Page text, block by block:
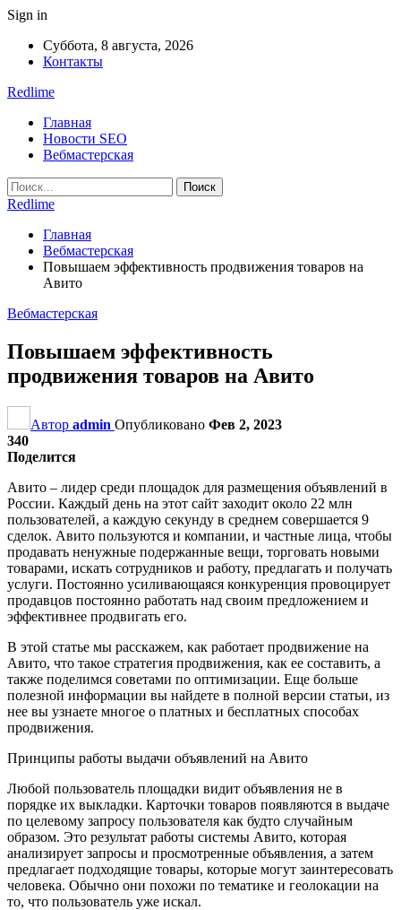
Sign in
Суббота, 8 августа, 2026
Контакты
Redlime
Главная
Новости SEO
Вебмастерская
Redlime
Главная
Вебмастерская
Повышаем эффективность продвижения товаров на
Авито
Вебмастерская
Повышаем эффективность
продвижения товаров на Авито
Автор admin Опубликовано Фев 2, 2023
340
Поделится
Авито – лидер среди площадок для размещения объявлений в
России. Каждый день на этот сайт заходит около 22 млн
пользователей, а каждую секунду в среднем совершается 9
сделок. Авито пользуются и компании, и частные лица, чтобы
продавать ненужные подержанные вещи, торговать новыми
товарами, искать сотрудников и работу, предлагать и получать
услуги. Постоянно усиливающаяся конкуренция провоцирует
продавцов постоянно работать над своим предложением и
эффективнее продвигать его.
В этой статье мы расскажем, как работает продвижение на
Авито, что такое стратегия продвижения, как ее составить, а
также поделимся советами по оптимизации. Еще больше
полезной информации вы найдете в полной версии статьи, из
нее вы узнаете многое о платных и бесплатных способах
продвижения.
Принципы работы выдачи объявлений на Авито
Любой пользователь площадки видит объявления не в
порядке их выкладки. Карточки товаров появляются в выдаче
по целевому запросу пользователя как будто случайным
образом. Это результат работы системы Авито, которая
анализирует запросы и просмотренные объявления, а затем
предлагает подходящие товары, которые могут заинтересовать
человека. Обычно они похожи по тематике и геолокации на
то, что пользователь уже искал.